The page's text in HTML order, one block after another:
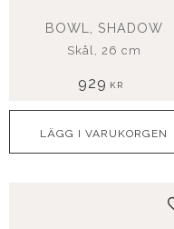
BOWL, SHADOW
Skål, 26 cm
929 KR